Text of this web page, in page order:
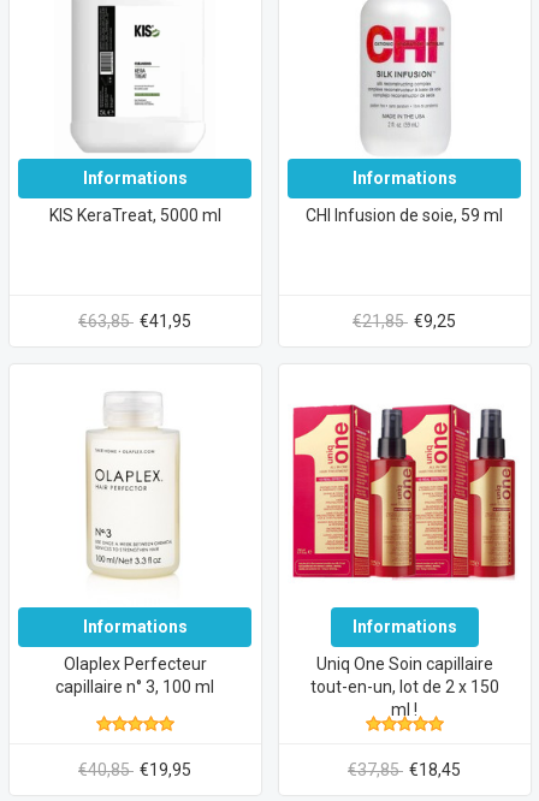
Informations
KIS KeraTreat, 5000 ml
€63,85 €41,95
Informations
CHI Infusion de soie, 59 ml
€21,85 €9,25
Informations
Olaplex Perfecteur
capillaire n° 3, 100 ml
€40,85 €19,95
Informations
Uniq One Soin capillaire
tout-en-un, lot de 2 x 150
ml !
€37,85 €18,45